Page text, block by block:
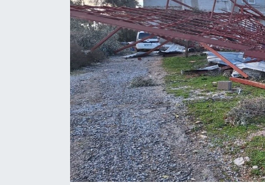
Haberler
KANALV Spor
Kültür Sanat
Magazin
Öğle Bülteni